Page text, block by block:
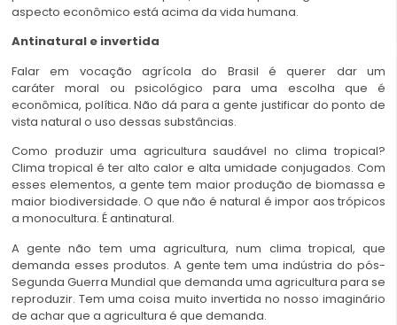
aspecto econômico está acima da vida humana.
Antinatural e invertida
Falar em vocação agrícola do Brasil é querer dar um
caráter moral ou psicológico para uma escolha que é
econômica, política. Não dá para a gente justificar do ponto de
vista natural o uso dessas substâncias.
Como produzir uma agricultura saudável no clima tropical?
Clima tropical é ter alto calor e alta umidade conjugados. Com
esses elementos, a gente tem maior produção de biomassa e
maior biodiversidade. O que não é natural é impor aos trópicos
a monocultura. É antinatural.
A gente não tem uma agricultura, num clima tropical, que
demanda esses produtos. A gente tem uma indústria do pós-
Segunda Guerra Mundial que demanda uma agricultura para se
reproduzir. Tem uma coisa muito invertida no nosso imaginário
de achar que a agricultura é que demanda.